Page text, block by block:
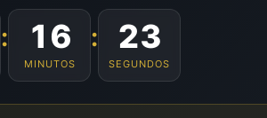
: 16
MINUTOS
: 22
SEGUNDOS